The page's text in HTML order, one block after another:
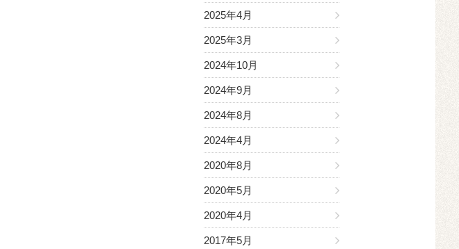
2025年4月
2025年3月
2024年10月
2024年9月
2024年8月
2024年4月
2020年8月
2020年5月
2020年4月
2017年5月